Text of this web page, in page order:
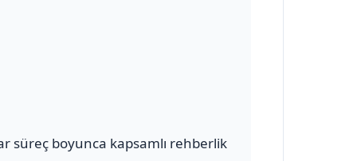
süreç boyunca kapsamlı rehberlik